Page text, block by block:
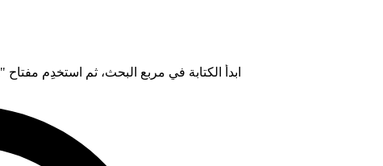
ابدأ الكتابة في مربع البحث، ثم استخدِم مفتاح "Tab" لتحديد خيار من القائمة.